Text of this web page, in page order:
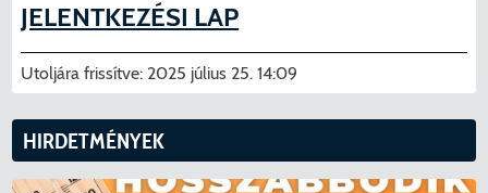
JELENTKEZÉSI LAP
Utoljára frissítve: 2025 július 25. 14:09
HIRDETMÉNYEK